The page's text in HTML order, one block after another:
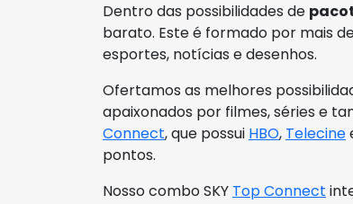
Dentro das possibilidades de
barato. Este é formado por mais
esportes, notícias e desenhos.
Ofertamos as melhores
apaixonados por filmes, séries e
Connect, que possui HBO, Telecine
pontos.
Nosso combo SKY Top Connect